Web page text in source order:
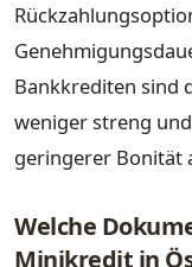
Bankkrediten sind
weniger streng
geringerer Bonität
Welche
Minikredit in